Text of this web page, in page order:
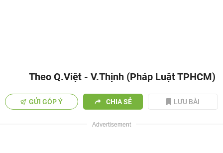
Theo Q.Việt - V.Thịnh (Pháp Luật TPHCM)
GỬI GÓP Ý CHIA SẺ LƯU BÀI